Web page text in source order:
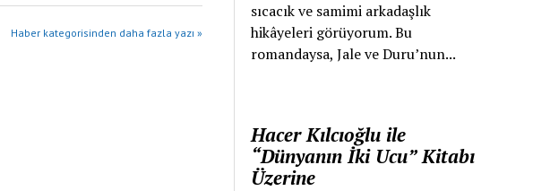
Haber kategorisinden daha fazla yazı »
sıcacık ve samimi arkadaşlık
hikâyeleri görüyorum. Bu
romandaysa, Jale ve Duru’nun...
Hacer Kılcıoğlu ile
“Dünyanın İki Ucu” Kitabı
Üzerine